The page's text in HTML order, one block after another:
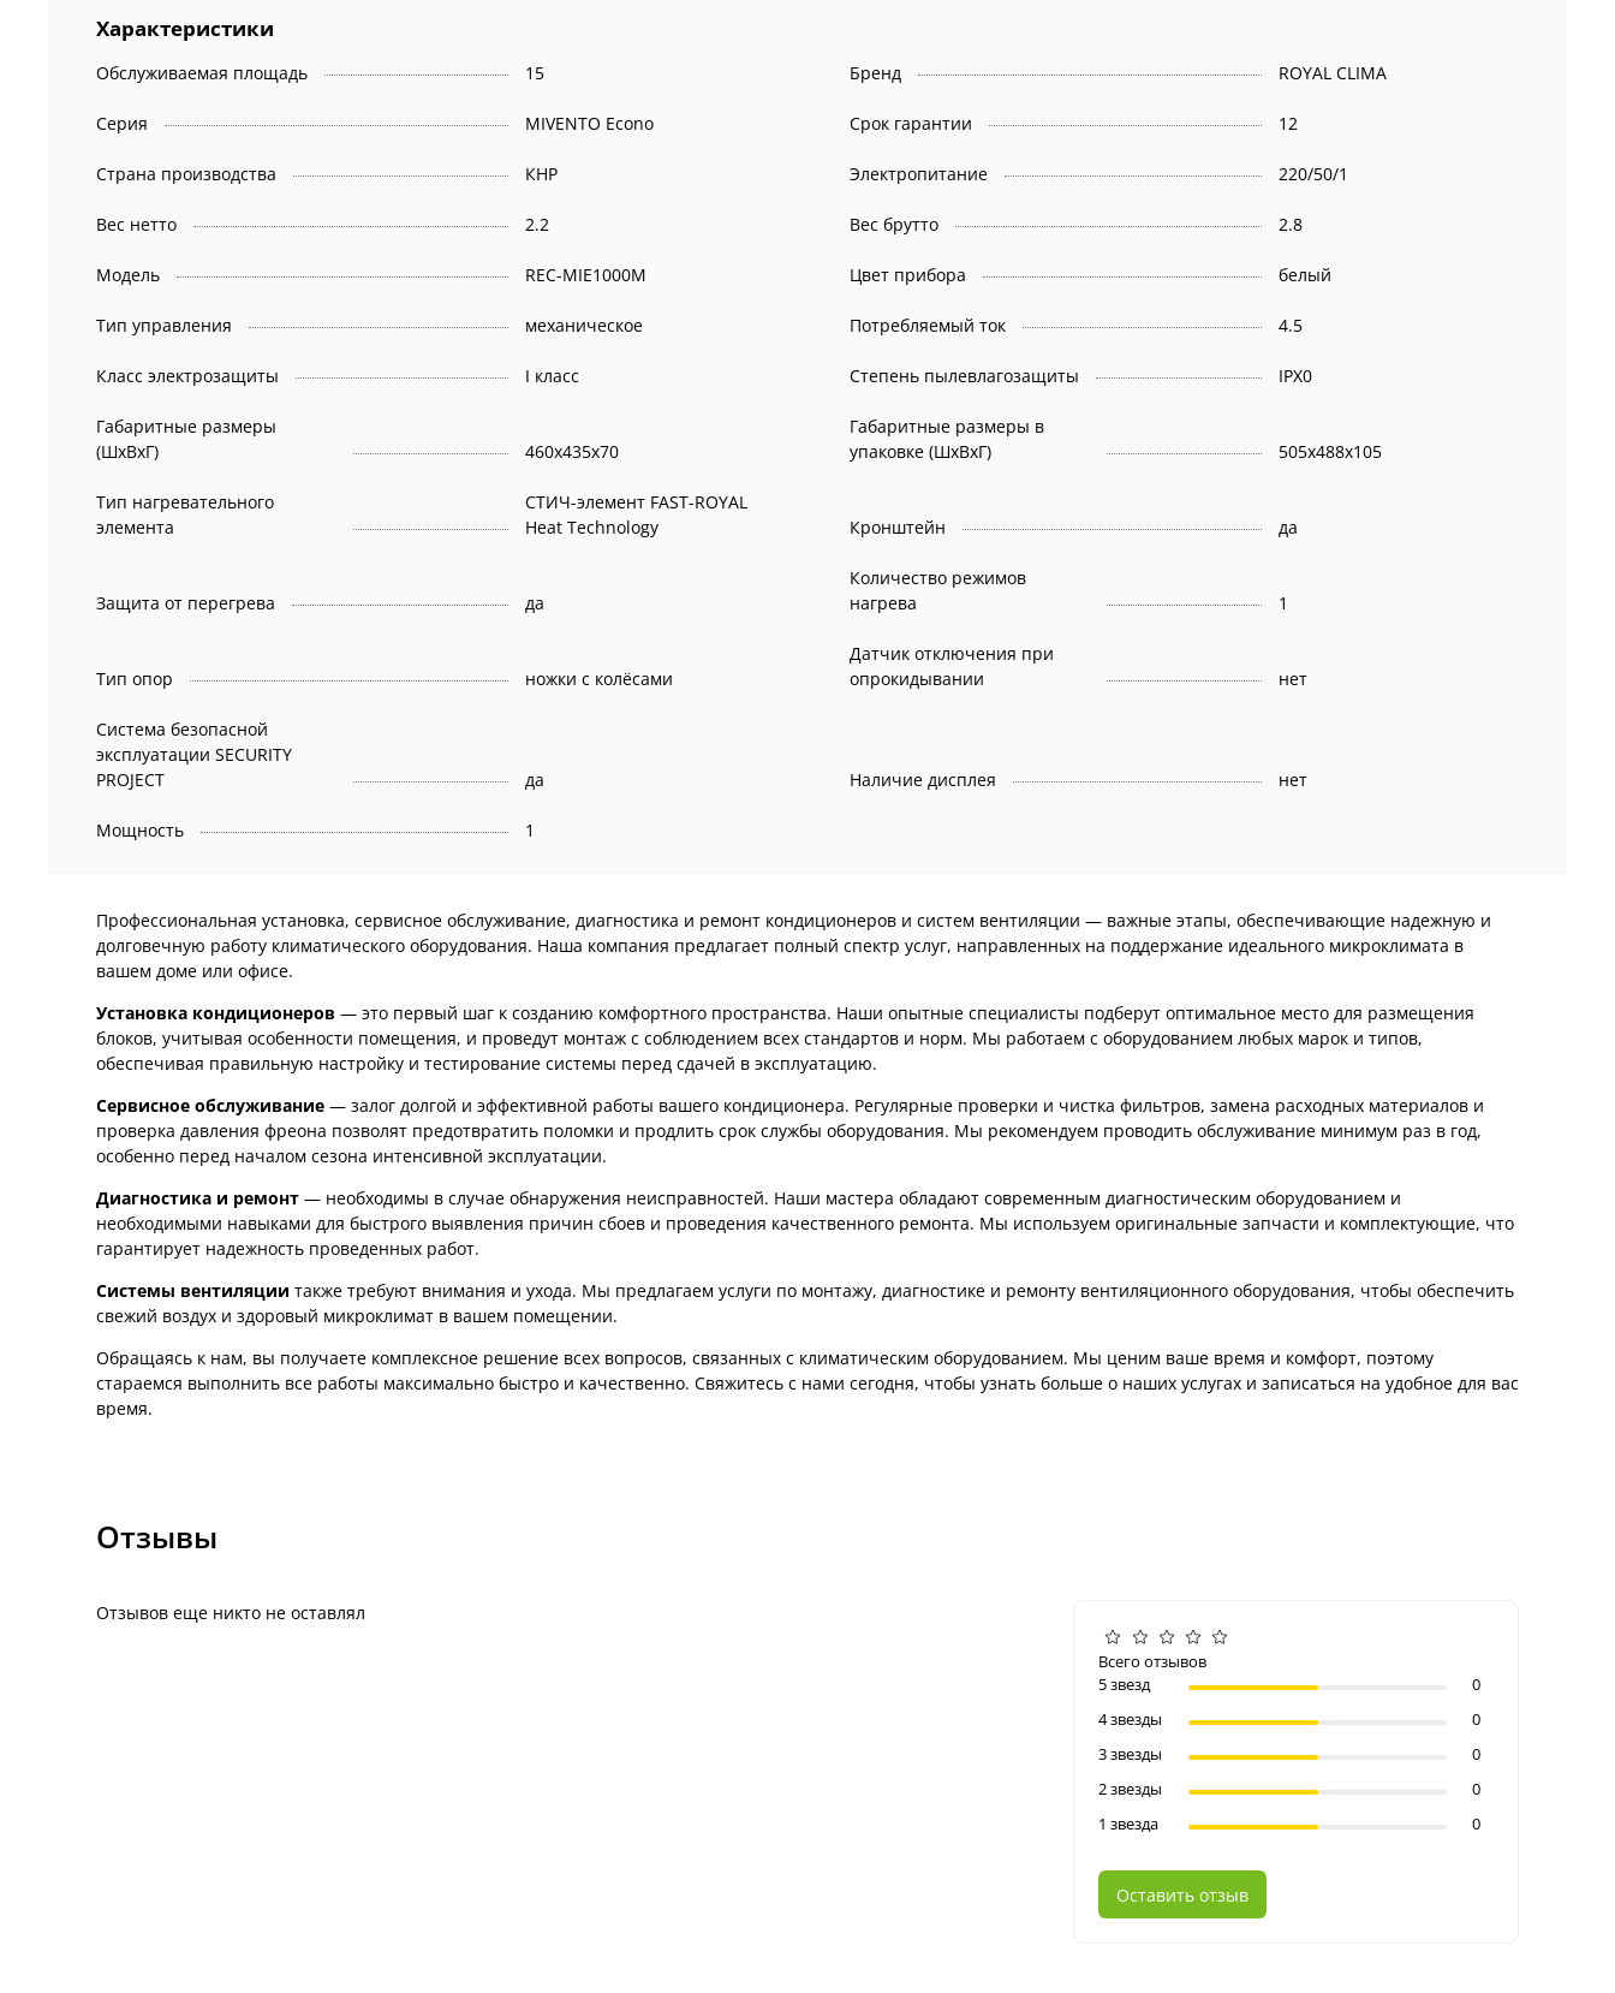
Характеристики
Обслуживаемая площадь 15 Бренд ROYAL CLIMA
Серия MIVENTO Econo Срок гарантии 12
Страна производства КНР Электропитание 220/50/1
Вес нетто 2.2 Вес брутто 2.8
Модель REC-MIE1000M Цвет прибора белый
Тип управления механическое Потребляемый ток 4.5
Класс электрозащиты I класс Степень пылевлагозащиты IPX0
Габаритные размеры
(ШxВxГ)
460x435x70
Габаритные размеры в
упаковке (ШxВxГ)
505x488x105
Тип нагревательного
элемента
СТИЧ-элемент FAST-ROYAL
Heat Technology
Кронштейн да
Защита от перегрева да
Количество режимов
нагрева
1
Тип опор ножки с колёсами
Датчик отключения при
опрокидывании
нет
Система безопасной
эксплуатации SECURITY
PROJECT
да Наличие дисплея нет
Мощность 1
Профессиональная установка, сервисное обслуживание, диагностика и ремонт кондиционеров и систем вентиляции — важные этапы, обеспечивающие надежную и
долговечную работу климатического оборудования. Наша компания предлагает полный спектр услуг, направленных на поддержание идеального микроклимата в
вашем доме или офисе.
Установка кондиционеров — это первый шаг к созданию комфортного пространства. Наши опытные специалисты подберут оптимальное место для размещения
блоков, учитывая особенности помещения, и проведут монтаж с соблюдением всех стандартов и норм. Мы работаем с оборудованием любых марок и типов,
обеспечивая правильную настройку и тестирование системы перед сдачей в эксплуатацию.
Сервисное обслуживание — залог долгой и эффективной работы вашего кондиционера. Регулярные проверки и чистка фильтров, замена расходных материалов и
проверка давления фреона позволят предотвратить поломки и продлить срок службы оборудования. Мы рекомендуем проводить обслуживание минимум раз в год,
особенно перед началом сезона интенсивной эксплуатации.
Диагностика и ремонт — необходимы в случае обнаружения неисправностей. Наши мастера обладают современным диагностическим оборудованием и
необходимыми навыками для быстрого выявления причин сбоев и проведения качественного ремонта. Мы используем оригинальные запчасти и комплектующие, что
гарантирует надежность проведенных работ.
Системы вентиляции также требуют внимания и ухода. Мы предлагаем услуги по монтажу, диагностике и ремонту вентиляционного оборудования, чтобы обеспечить
свежий воздух и здоровый микроклимат в вашем помещении.
Обращаясь к нам, вы получаете комплексное решение всех вопросов, связанных с климатическим оборудованием. Мы ценим ваше время и комфорт, поэтому
стараемся выполнить все работы максимально быстро и качественно. Свяжитесь с нами сегодня, чтобы узнать больше о наших услугах и записаться на удобное для вас
время.
Отзывы
Отзывов еще никто не оставлял
Всего отзывов
5 звезд
0
4 звезды
0
3 звезды
0
2 звезды
0
1 звезда
0
Оставить отзыв